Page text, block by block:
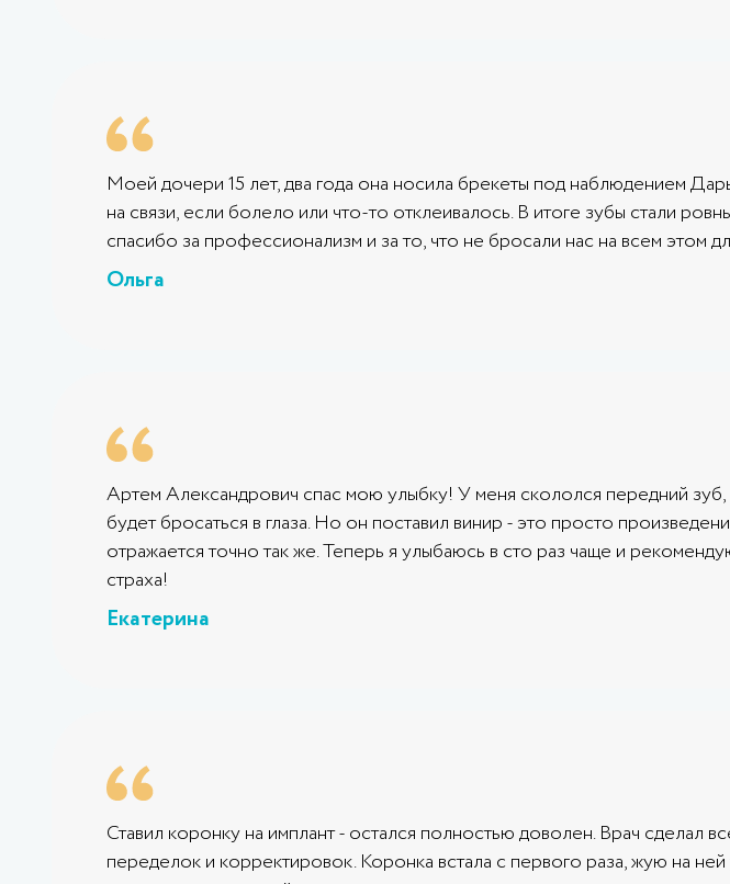
Моей дочери 15 лет, два года она носила брекеты под наблюдением
на связи, если болело или что-то отклеивалось. В итоге зубы стали
спасибо за профессионализм и за то, что не бросали нас на всем этом
Ольга
Артем Александрович спас мою улыбку! У меня скололся передний зуб,
будет бросаться в глаза. Но он поставил винир - это просто
отражается точно так же. Теперь я улыбаюсь в сто раз чаще и
страха!
Екатерина
Ставил коронку на имплант - остался полностью доволен. Врач сделал
переделок и корректировок. Коронка встала с первого раза, жую на